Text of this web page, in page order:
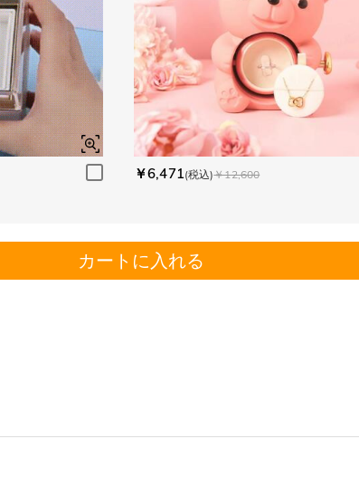
￥6,471(税込)￥12,600
カートに入れる